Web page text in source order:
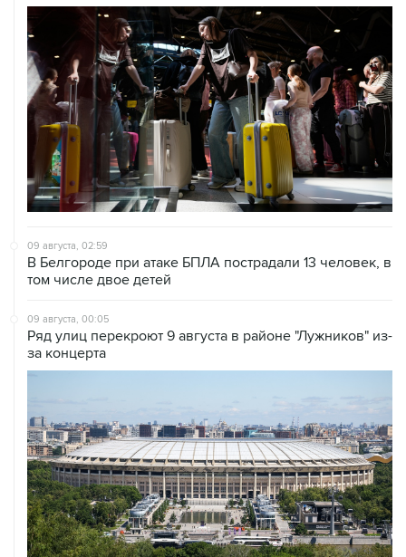
09 августа, 02:59
В Белгороде при атаке БПЛА пострадали 13 человек, в
том числе двое детей
09 августа, 00:05
Ряд улиц перекроют 9 августа в районе "Лужников" из-
за концерта